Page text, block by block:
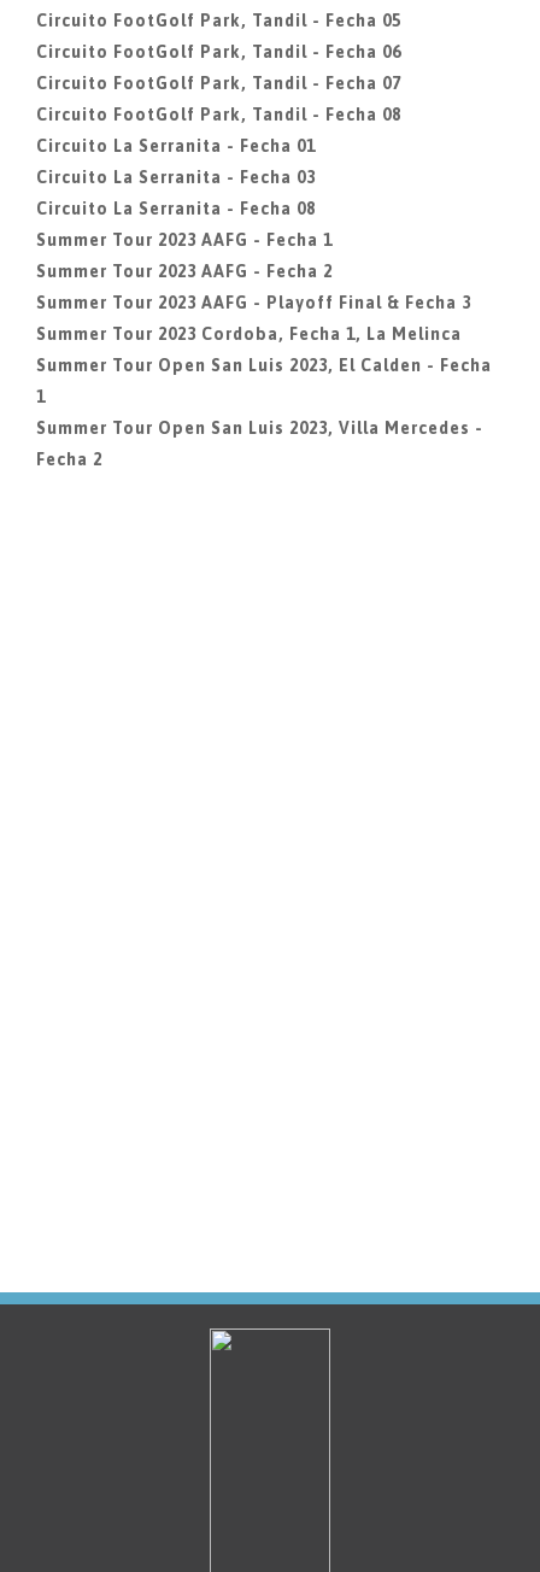
Circuito FootGolf Park, Tandil - Fecha 05
Circuito FootGolf Park, Tandil - Fecha 06
Circuito FootGolf Park, Tandil - Fecha 07
Circuito FootGolf Park, Tandil - Fecha 08
Circuito La Serranita - Fecha 01
Circuito La Serranita - Fecha 03
Circuito La Serranita - Fecha 08
Summer Tour 2023 AAFG - Fecha 1
Summer Tour 2023 AAFG - Fecha 2
Summer Tour 2023 AAFG - Playoff Final & Fecha 3
Summer Tour 2023 Cordoba, Fecha 1, La Melinca
Summer Tour Open San Luis 2023, El Calden - Fecha
1
Summer Tour Open San Luis 2023, Villa Mercedes -
Fecha 2